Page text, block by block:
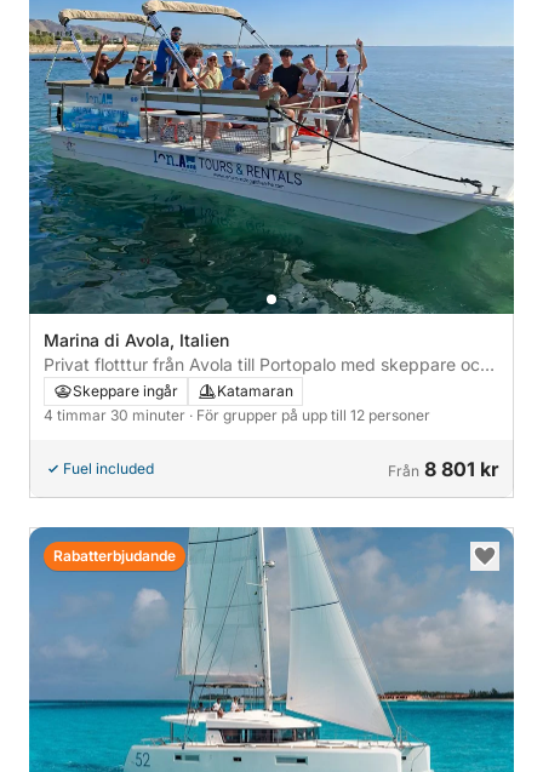
Marina di Avola, Italien
Privat flotttur från Avola till Portopalo med skeppare och
aperitif
Skeppare ingår
Katamaran
4 timmar 30 minuter · För grupper på upp till 12 personer
Fuel included Från 8 801 kr
Rabatterbjudande